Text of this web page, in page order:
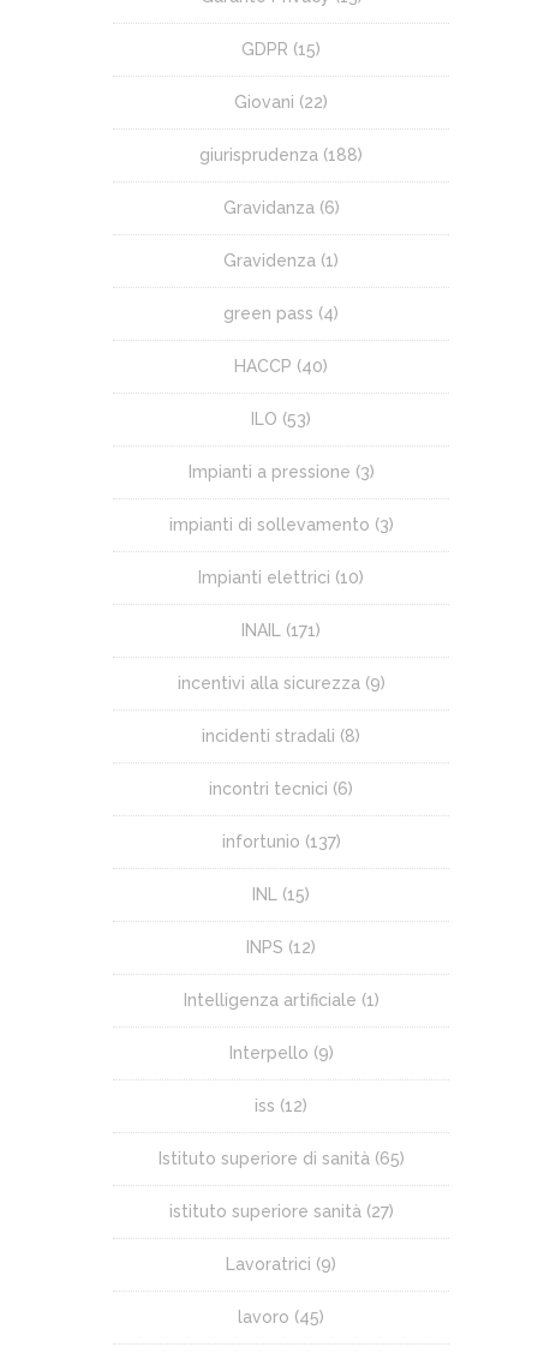
GDPR (15)
Giovani (22)
giurisprudenza (188)
Gravidanza(6)
Gravidenza (1)
green pass (4)
HACCP (40)
ILO (53)
Impianti a pressione (3)
impianti di sollevamento (3)
Impianti elettrici (10)
INAIL (171)
incentivi alla sicurezza(9)
incidenti stradali (8)
incontri tecnici (6)
infortunio (137)
INL (15)
INPS (12)
Intelligenza artificiale (1)
Interpello (9)
iss (12)
Istituto superiore di sanità(65)
istituto superiore sanità(27)
Lavoratrici (9)
lavoro (45)